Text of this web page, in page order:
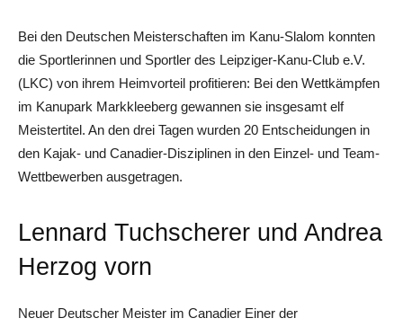
Bei den Deutschen Meisterschaften im Kanu-Slalom konnten
die Sportlerinnen und Sportler des Leipziger-Kanu-Club e.V.
(LKC) von ihrem Heimvorteil profitieren: Bei den Wettkämpfen
im Kanupark Markkleeberg gewannen sie insgesamt elf
Meistertitel. An den drei Tagen wurden 20 Entscheidungen in
den Kajak- und Canadier-Disziplinen in den Einzel- und Team-
Wettbewerben ausgetragen.
Lennard Tuchscherer und Andrea
Herzog vorn
Neuer Deutscher Meister im Canadier Einer der